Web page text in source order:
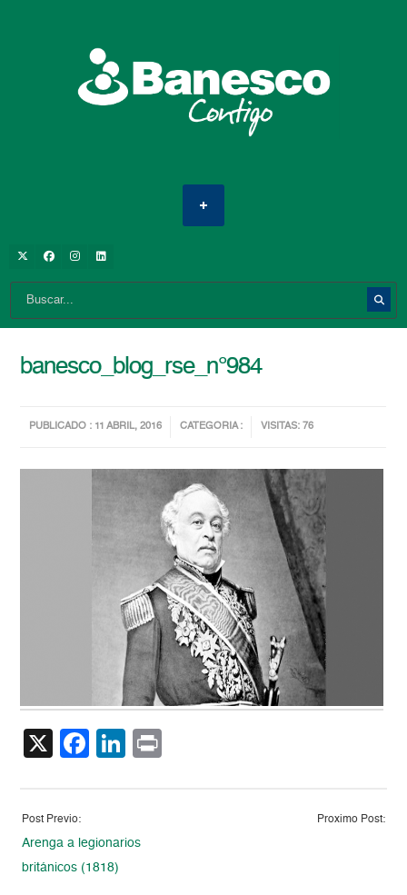
banesco_blog_rse_n°984
PUBLICADO : 11 ABRIL, 2016 CATEGORIA : VISITAS: 76
X Facebook
LinkedIn
Post Previo:
Arenga a legionarios
británicos (1818)
Proximo Post: